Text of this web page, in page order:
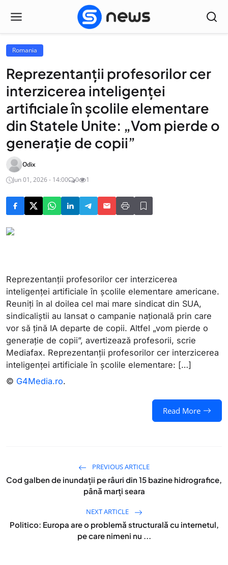
Romania
Reprezentanții profesorilor cer
interzicerea inteligenței
artificiale în școlile elementare
din Statele Unite: „Vom pierde o
generație de copii”
Odix
Jun 01, 2026 - 14:00
0 1
Reprezentanții profesorilor cer interzicerea
inteligenței artificiale în școlile elementare americane.
Reuniți în al doilea cel mai mare sindicat din SUA,
sindicaliștii au lansat o campanie națională prin care
vor să țină IA departe de copii. Altfel „vom pierde o
generație de copii”, avertizează profesorii, scrie
Mediafax. Reprezentanții profesorilor cer interzicerea
inteligenței artificiale în școlile elementare: […]
© G4Media.ro.
Read More
PREVIOUS ARTICLE
Cod galben de inundații pe râuri din 15 bazine hidrografice,
până marți seara
NEXT ARTICLE
Politico: Europa are o problemă structurală cu internetul,
pe care nimeni nu ...